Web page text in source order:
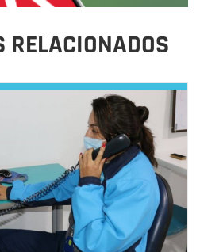
RELACIONADOS